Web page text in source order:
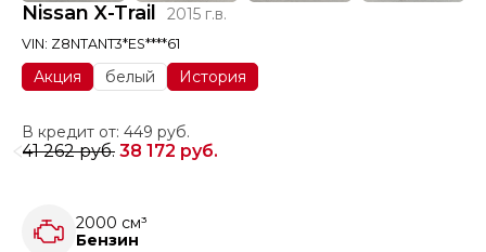
Nissan X-Trail 2015 г.в.
VIN: Z8NTANT3*ES****61
Акция белый История
В кредит от: 449 руб.
41 262 руб. 38 172 руб.
2000 см³
Бензин